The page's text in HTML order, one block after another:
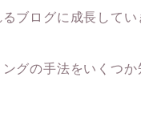
ブログに成長してい
グの手法をいくつ